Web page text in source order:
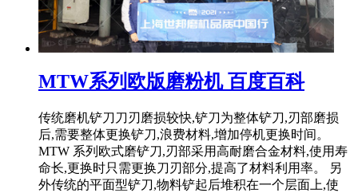
MTW系列欧版磨粉机 百度百科
传统磨机铲刀刀刃磨损较快,铲刀为整体铲刀,刃部磨损
后,需要整体更换铲刀,浪费材料,增加停机更换时间。
MTW 系列欧式磨铲刀,刃部采用高耐磨合金材料,使用寿
命长,更换时只需更换刀刃部分,提高了材料利用率。 另
外传统的平面型铲刀,物料铲起后堆积在一个层面上,使